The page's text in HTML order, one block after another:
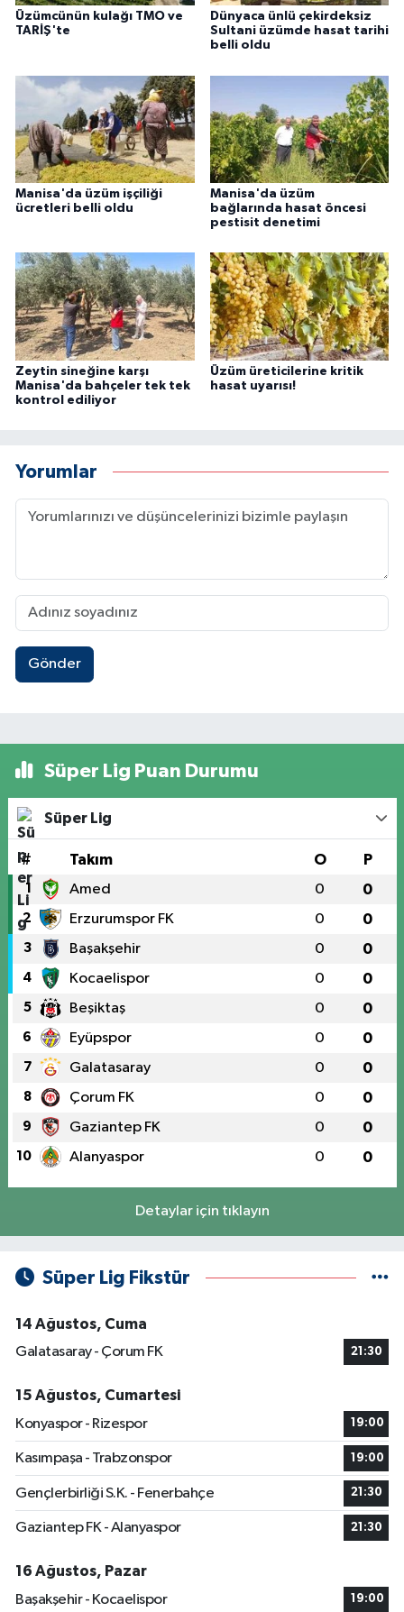
Üzümcünün kulağı TMO ve
TARİŞ'te
Dünyaca ünlü çekirdeksiz
Sultani üzümde hasat tarihi
belli oldu
Manisa'da üzüm işçiliği
ücretleri belli oldu
Manisa'da üzüm
bağlarında hasat öncesi
pestisit denetimi
Zeytin sineğine karşı
Manisa'da bahçeler tek tek
kontrol ediliyor
Üzüm üreticilerine kritik
hasat uyarısı!
Yorumlar
Gönder
Süper Lig Puan Durumu
Süper Lig
# Takım O P
1 Amed 0 0
2 Erzurumspor FK 0 0
3 Başakşehir 0 0
4 Kocaelispor 0 0
5 Beşiktaş 0 0
6 Eyüpspor 0 0
7 Galatasaray 0 0
8 Çorum FK 0 0
9 Gaziantep FK 0 0
10 Alanyaspor 0 0
Detaylar için tıklayın
Süper Lig Fikstür
14 Ağustos, Cuma
Galatasaray - Çorum FK
21:30
15 Ağustos, Cumartesi
Konyaspor - Rizespor
19:00
Kasımpaşa - Trabzonspor 19:00
Gençlerbirliği S.K. - Fenerbahçe 21:30
Gaziantep FK - Alanyaspor 21:30
16 Ağustos, Pazar
Başakşehir - Kocaelispor
19:00